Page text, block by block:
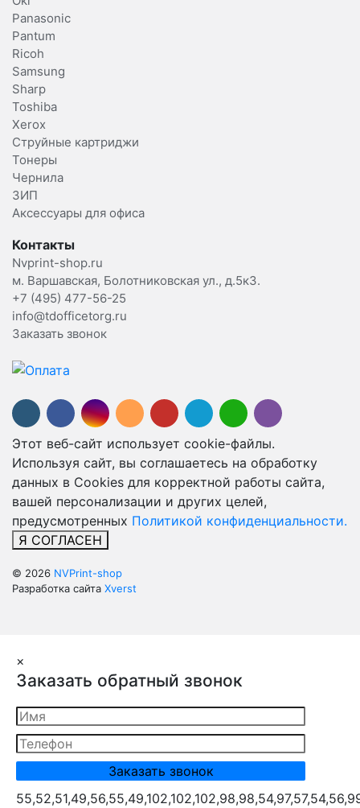
Panasonic
Pantum
Ricoh
Samsung
Sharp
Toshiba
Xerox
Струйные картриджи
Тонеры
Чернила
ЗИП
Аксессуары для офиса
Контакты
Nvprint-shop.ru
м. Варшавская, Болотниковская ул., д.5к3.
+7 (495) 477-56-25
info@tdofficetorg.ru
Заказать звонок
Этот веб-сайт использует cookie-файлы.
Используя сайт, вы соглашаетесь на обработку
данных в Cookies для корректной работы сайта,
вашей персонализации и других целей,
предусмотренных Политикой конфиденциальности.
Я СОГЛАСЕН
© 2026 NVPrint-shop
Разработка сайта Xverst
×
Заказать обратный звонок